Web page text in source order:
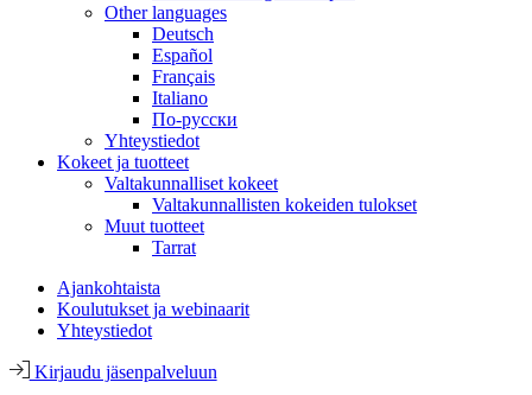
Other languages
Deutsch
Español
Français
Italiano
По-русски
Yhteystiedot
Kokeet ja tuotteet
Valtakunnalliset kokeet
Valtakunnallisten kokeiden tulokset
Muut tuotteet
Tarrat
Ajankohtaista
Koulutukset ja webinaarit
Yhteystiedot
Kirjaudu jäsenpalveluun